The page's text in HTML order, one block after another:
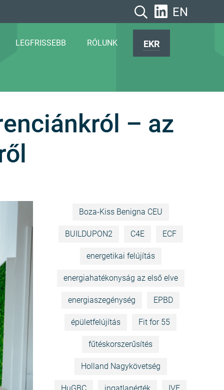
EN
LEGFRISSEBB RÓLUNK EKR
– az
Boza-Kiss Benigna CEU
BUILDUPON2 C4E ECF
energetikai felújítás
energiahatékonyság az első elve
energiaszegénység EPBD
épületfelújítás Fit for 55
fűtéskorszerűsítés
Holland Nagykövetség
HuGBC ingatlanérték IVF